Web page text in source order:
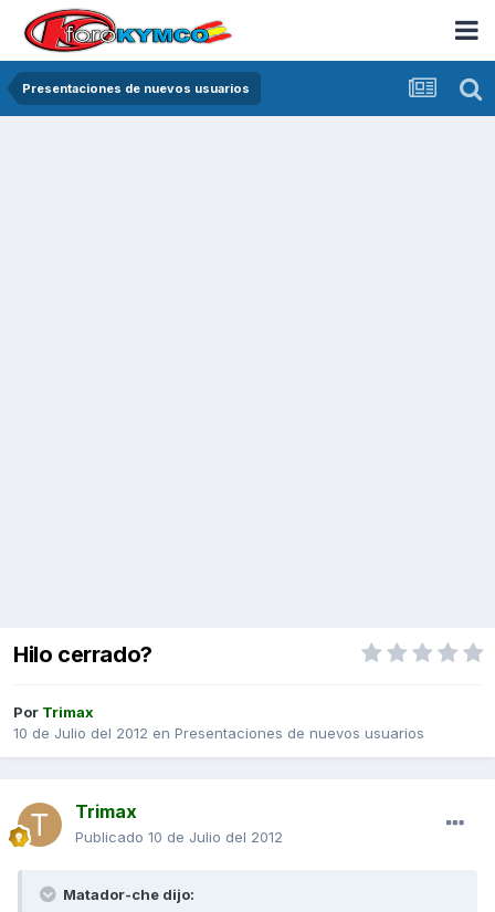
Presentaciones de nuevos usuarios
Hilo cerrado?
Por Trimax
10 de Julio del 2012 en Presentaciones de nuevos usuarios
Trimax
Publicado 10 de Julio del 2012
Matador-che dijo: